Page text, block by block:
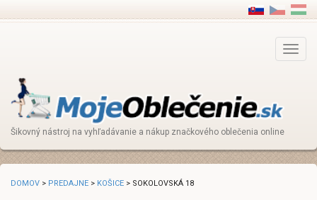
Main
Menu
Šikovný nástroj na vyhľadávanie a nákup značkového oblečenia online
DOMOV > PREDAJNE > KOŠICE > SOKOLOVSKÁ 18